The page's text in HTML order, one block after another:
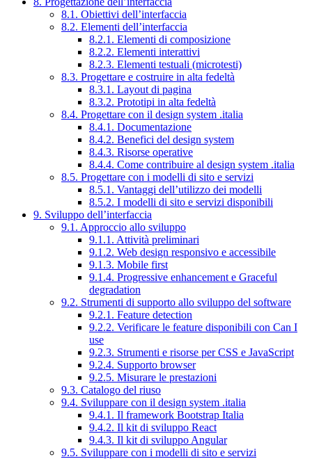
8.1. Obiettivi dell’interfaccia
8.2. Elementi dell’interfaccia
8.2.1. Elementi di composizione
8.2.2. Elementi interattivi
8.2.3. Elementi testuali (microtesti)
8.3. Progettare e costruire in alta fedeltà
8.3.1. Layout di pagina
8.3.2. Prototipi in alta fedeltà
8.4. Progettare con il design system .italia
8.4.1. Documentazione
8.4.2. Benefici del design system
8.4.3. Risorse operative
8.4.4. Come contribuire al design system .italia
8.5. Progettare con i modelli di sito e servizi
8.5.1. Vantaggi dell’utilizzo dei modelli
8.5.2. I modelli di sito e servizi disponibili
9. Sviluppo dell’interfaccia
9.1. Approccio allo sviluppo
9.1.1. Attività preliminari
9.1.2. Web design responsivo e accessibile
9.1.3. Mobile first
9.1.4. Progressive enhancement e Graceful
degradation
9.2. Strumenti di supporto allo sviluppo del software
9.2.1. Feature detection
9.2.2. Verificare le feature disponibili con Can I
use
9.2.3. Strumenti e risorse per CSS e JavaScript
9.2.4. Supporto browser
9.2.5. Misurare le prestazioni
9.3. Catalogo del riuso
9.4. Sviluppare con il design system .italia
9.4.1. Il framework Bootstrap Italia
9.4.2. Il kit di sviluppo React
9.4.3. Il kit di sviluppo Angular
9.5. Sviluppare con i modelli di sito e servizi